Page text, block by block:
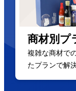
商材別プ
複雑な商材で
たプランで解決